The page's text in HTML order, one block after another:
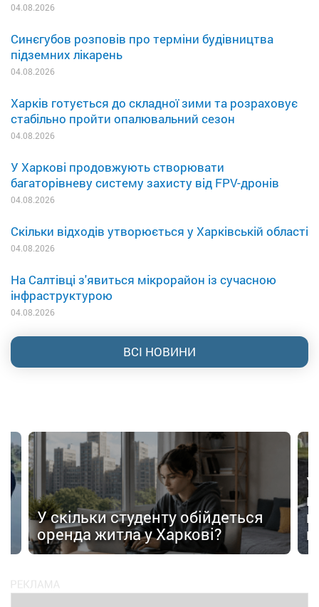
04.08.2026
Синєгубов розповів про терміни будівництва
підземних лікарень
04.08.2026
Харків готується до складної зими та розраховує
стабільно пройти опалювальний сезон
04.08.2026
У Харкові продовжують створювати
багаторівневу систему захисту від FPV-дронів
04.08.2026
Скільки відходів утворюється у Харківській області
04.08.2026
На Салтівці з'явиться мікрорайон із сучасною
інфраструктурою
04.08.2026
ВСІ НОВИНИ
У скільки студенту обійдеться
оренда житла у Харкові?